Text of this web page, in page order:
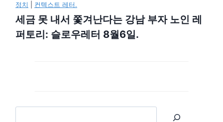
정치 컨텍스트 레터.
세금 못 내서 쫓겨난다는 강남 부자 노인 레
퍼토리: 슬로우레터 8월6일.